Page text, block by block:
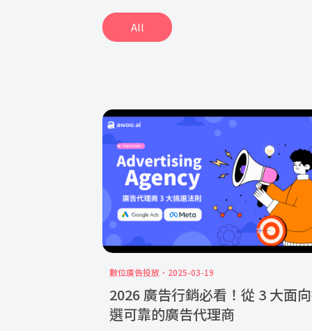
All
數位廣告投放 2025-03-19
2026 廣告行銷必看！從 3 大面
選可靠的廣告代理商